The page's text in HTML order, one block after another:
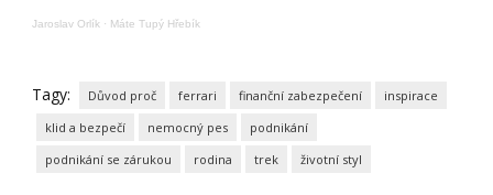
Jaroslav Orlík · Máte Tupý Hřebík
Tagy: Důvod proč ferrari finanční zabezpečení
inspirace
klid a bezpečí
nemocný pes
podnikání
podnikání se zárukou
rodina trek životní styl